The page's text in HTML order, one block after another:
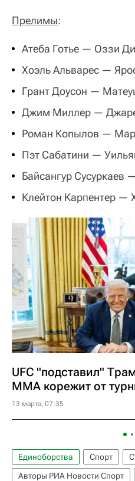
Прелимы:
Атеба Готье — Оззи
Хоэль Альварес —
Грант Доусон —
Джим Миллер —
Роман Копылов —
Пэт Сабатини —
Байсангур Сусуркаев
Клейтон Карпентер —
UFC "подставил"
ММА корежит от
13 марта, 07:35
Единоборства Спорт
Авторы РИА Новости Спорт